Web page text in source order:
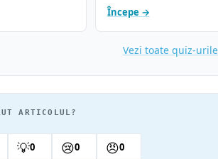
Începe →
Vezi toate quiz-
ARTICOLUL?
💡0 😢0 😠0